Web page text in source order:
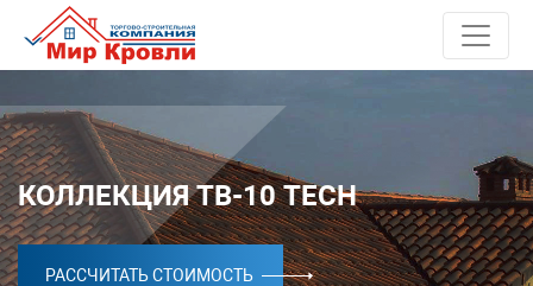
КОЛЛЕКЦИЯ TB-10 TECH
РАССЧИТАТЬ СТОИМОСТЬ